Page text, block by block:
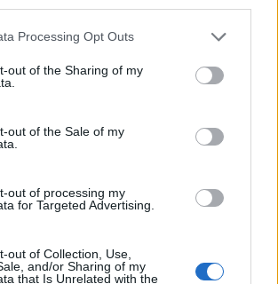
this website/app uses one or more Google
visit or usage behaviour. You may click to
to Google and its third-party tags to
below specified purposes in below Google
Processing Opt Outs
out of the Sharing of my
out of the Sale of my
out of processing my
for Targeted Advertising.
out of Collection, Use,
and/or Sharing of my
that Is Unrelated with the
ό,τι
ημιτελικό με τη Νορβηγία
δάνεια έως 5 δισ. σε μικρομεσαίες